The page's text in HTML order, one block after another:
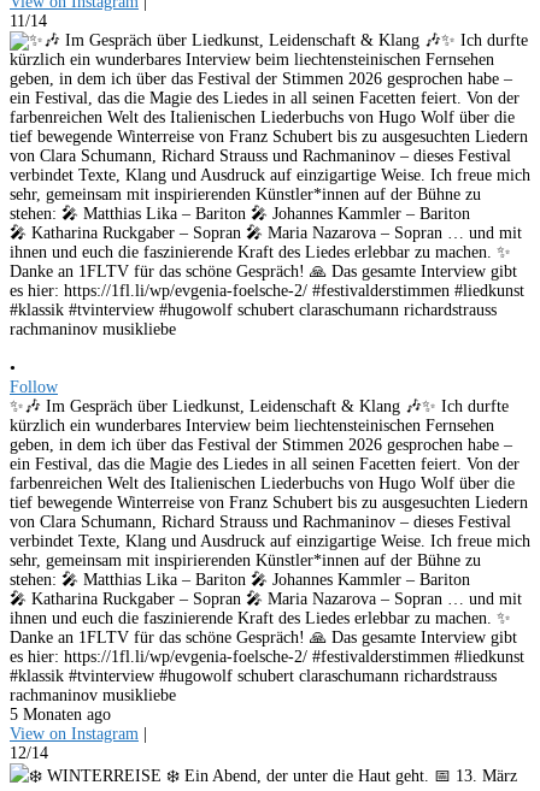
11/14
•
Follow
✨🎶 Im Gespräch über Liedkunst, Leidenschaft & Klang 🎶✨ Ich durfte
kürzlich ein wunderbares Interview beim liechtensteinischen Fernsehen
geben, in dem ich über das Festival der Stimmen 2026 gesprochen habe –
ein Festival, das die Magie des Liedes in all seinen Facetten feiert. Von der
farbenreichen Welt des Italienischen Liederbuchs von Hugo Wolf über die
tief bewegende Winterreise von Franz Schubert bis zu ausgesuchten Liedern
von Clara Schumann, Richard Strauss und Rachmaninov – dieses Festival
verbindet Texte, Klang und Ausdruck auf einzigartige Weise. Ich freue mich
sehr, gemeinsam mit inspirierenden Künstler*innen auf der Bühne zu
stehen: 🎤 Matthias Lika – Bariton 🎤 Johannes Kammler – Bariton
🎤 Katharina Ruckgaber – Sopran 🎤 Maria Nazarova – Sopran … und mit
ihnen und euch die faszinierende Kraft des Liedes erlebbar zu machen. ✨
Danke an 1FLTV für das schöne Gespräch! 🙏 Das gesamte Interview gibt
es hier: https://1fl.li/wp/evgenia-foelsche-2/ #festivalderstimmen #liedkunst
#klassik #tvinterview #hugowolf schubert claraschumann richardstrauss
rachmaninov musikliebe
5 Monaten ago
View on Instagram |
12/14